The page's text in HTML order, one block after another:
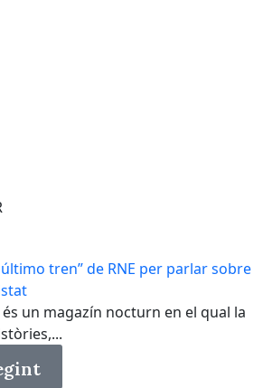
último tren” de RNE per parlar sobre
un magazín nocturn en el qual la